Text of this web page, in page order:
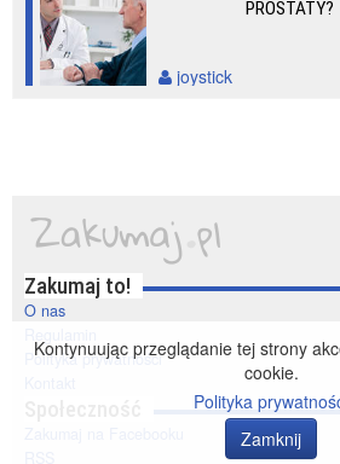
PROSTATY?
joystick
Zakumaj to!
O nas
Polityka prywatności
Kontynuując przeglądanie tej strony
cookie.
Polityka
Zamknij